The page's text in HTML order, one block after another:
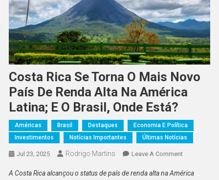
Costa Rica Se Torna O Mais Novo
País De Renda Alta Na América
Latina; E O Brasil, Onde Está?
Américas Brasil Destaques
Economia E Política
Investimentos
Notícias Importantes Últimas Notícias
Jul 23, 2025 Rodrigo Martins Leave A CommentOn
Rica
A Costa Rica alcançou o status de país de renda alta na América